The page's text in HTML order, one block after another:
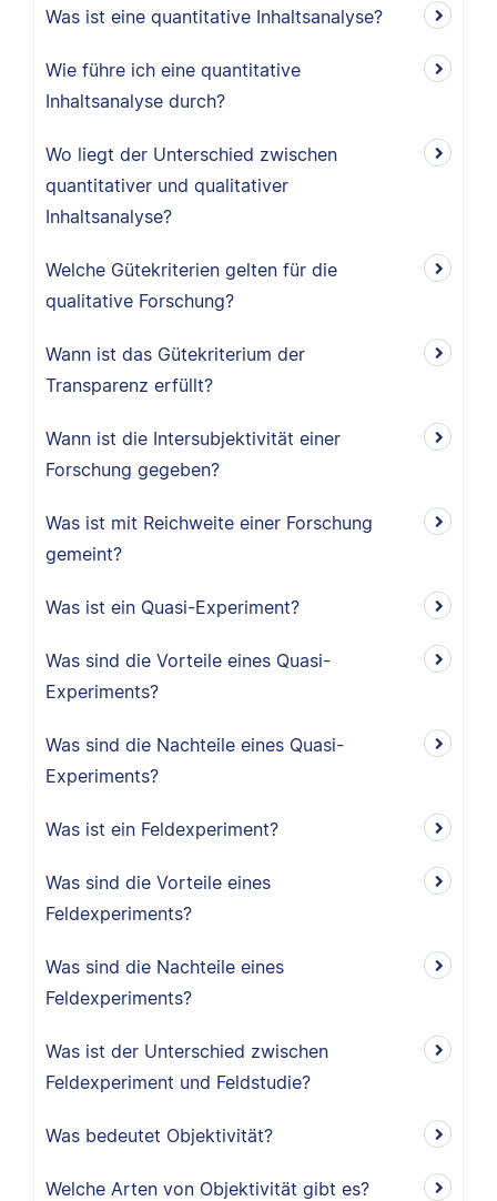
Was ist eine quantitative Inhaltsanalyse?
Wie führe ich eine quantitative
Inhaltsanalyse durch?
Wo liegt der Unterschied zwischen
quantitativer und qualitativer
Inhaltsanalyse?
Welche Gütekriterien gelten für die
qualitative Forschung?
Wann ist das Gütekriterium der
Transparenz erfüllt?
Wann ist die Intersubjektivität einer
Forschung gegeben?
Was ist mit Reichweite einer Forschung
gemeint?
Was ist ein Quasi-Experiment?
Was sind die Vorteile eines Quasi-
Experiments?
Was sind die Nachteile eines Quasi-
Experiments?
Was ist ein Feldexperiment?
Was sind die Vorteile eines
Feldexperiments?
Was sind die Nachteile eines
Feldexperiments?
Was ist der Unterschied zwischen
Feldexperiment und Feldstudie?
Was bedeutet Objektivität?
Welche Arten von Objektivität gibt es?